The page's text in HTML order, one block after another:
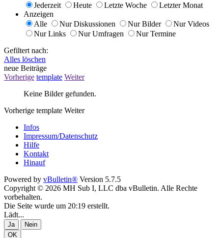
Jederzeit
Heute Letzte Woche
Letzter Monat
Anzeigen
Alle
Nur Diskussionen Nur Bilder
Nur Videos
Nur Links
Nur Umfragen
Nur Termine
Gefiltert nach:
Alles löschen
neue Beiträge
Vorherige template Weiter
Keine Bilder gefunden.
Vorherige template Weiter
Infos
Impressum/Datenschutz
Hilfe
Kontakt
Hinauf
Powered by vBulletin® Version 5.7.5
Copyright © 2026 MH Sub I, LLC dba vBulletin. Alle Rechte
vorbehalten.
Die Seite wurde um 20:19 erstellt.
Lädt...
Ja
Nein
OK